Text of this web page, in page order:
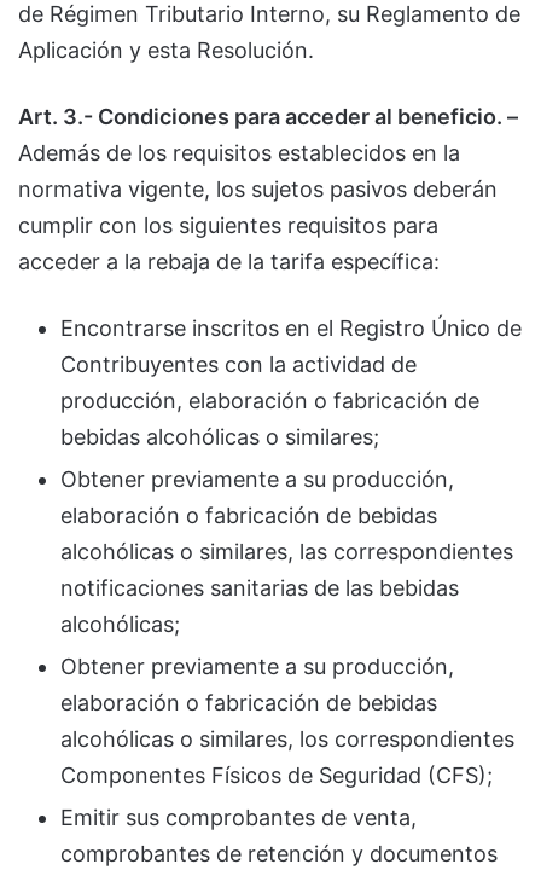
de Régimen Tributario Interno, su Reglamento de
Aplicación y esta Resolución.
Art. 3.- Condiciones para acceder al beneficio. –
Además de los requisitos establecidos en la
normativa vigente, los sujetos pasivos deberán
cumplir con los siguientes requisitos para
acceder a la rebaja de la tarifa específica:
Encontrarse inscritos en el Registro Único de
Contribuyentes con la actividad de
producción, elaboración o fabricación de
bebidas alcohólicas o similares;
Obtener previamente a su producción,
elaboración o fabricación de bebidas
alcohólicas o similares, las correspondientes
notificaciones sanitarias de las bebidas
alcohólicas;
Obtener previamente a su producción,
elaboración o fabricación de bebidas
alcohólicas o similares, los correspondientes
Componentes Físicos de Seguridad (CFS);
Emitir sus comprobantes de venta,
comprobantes de retención y documentos